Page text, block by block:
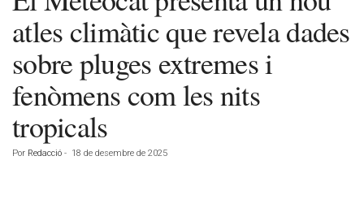
atles climàtic que revela dades
sobre pluges extremes i
fenòmens com les nits
tropicals
Por Redacció - 18 de desembre de 2025